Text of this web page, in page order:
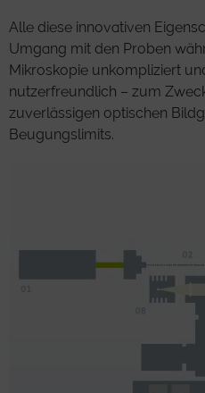
Alle diese innovativen
Umgang mit den Proben
Mikroskopie unkompliziert
nutzerfreundlich – zum
zuverlässigen optischen
Beugungslimits.